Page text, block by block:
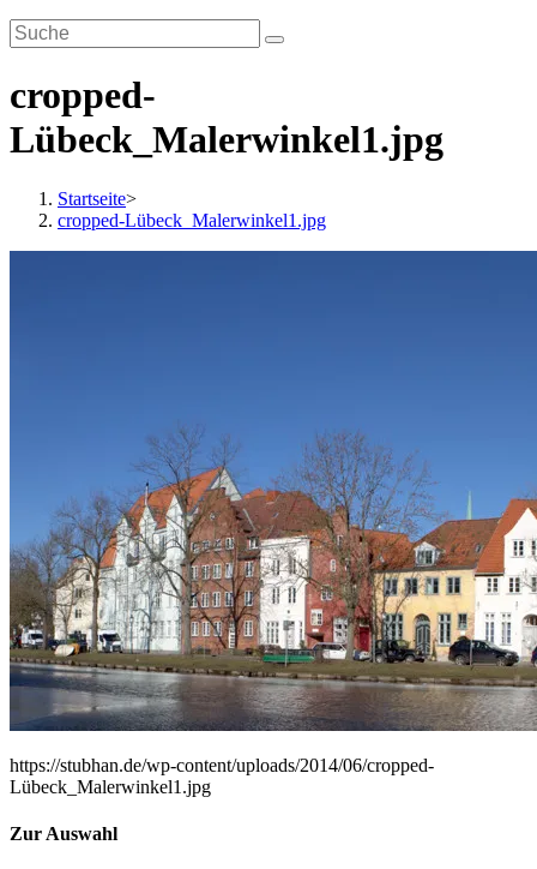
cropped-
Lübeck_Malerwinkel1.jpg
Startseite>
cropped-Lübeck_Malerwinkel1.jpg
https://stubhan.de/wp-content/uploads/2014/06/cropped-
Lübeck_Malerwinkel1.jpg
Zur Auswahl